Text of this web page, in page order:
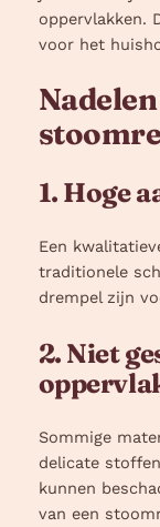
oppervlakken.
voor het
1. Hoge
Een
traditionele
drempel zijn
2. Niet
Sommige
delicate
kunnen
van een